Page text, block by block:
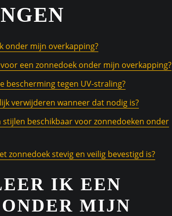
onder mijn overkapping?
een zonnedoek onder mijn overkapping?
bescherming tegen UV-straling?
verwijderen wanneer dat nodig is?
beschikbaar voor zonnedoeken onder
zonnedoek stevig en veilig bevestigd is?
IK EEN
MIJN